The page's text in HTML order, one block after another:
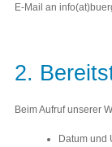
E-Mail an
2.
Beim Aufruf unserer
Datum und